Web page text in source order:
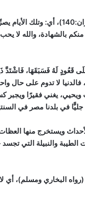
، أي: وتلك الأيام
بالشهادة، والله لا
قَعُودٍ لَهُ فَسَبَقَهَا، فَاشْتَدَّ
، فالدنيا لا تدوم على حال
يغني فقيرًا ويجبر
في بلدنا مصر في
ويستخرج منها
والنبيلة التي تجسد
(رواه البخاري ومسلم)، أي